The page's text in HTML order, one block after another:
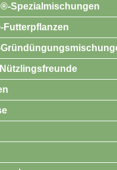
Spezialmischungen